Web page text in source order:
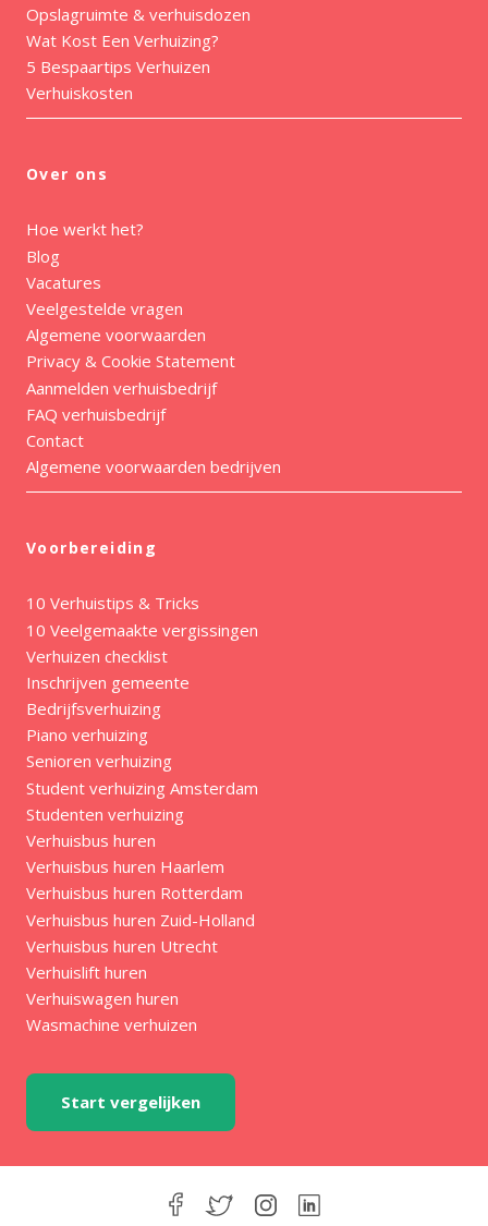
Opslagruimte & verhuisdozen
Wat Kost Een Verhuizing?
5 Bespaartips Verhuizen
Verhuiskosten
Over ons
Hoe werkt het?
Blog
Vacatures
Veelgestelde vragen
Algemene voorwaarden
Privacy & Cookie Statement
Aanmelden verhuisbedrijf
FAQ verhuisbedrijf
Contact
Algemene voorwaarden bedrijven
Voorbereiding
10 Verhuistips & Tricks
10 Veelgemaakte vergissingen
Verhuizen checklist
Inschrijven gemeente
Bedrijfsverhuizing
Piano verhuizing
Senioren verhuizing
Student verhuizing Amsterdam
Studenten verhuizing
Verhuisbus huren
Verhuisbus huren Haarlem
Verhuisbus huren Rotterdam
Verhuisbus huren Zuid-Holland
Verhuisbus huren Utrecht
Verhuislift huren
Verhuiswagen huren
Wasmachine verhuizen
Start vergelijken